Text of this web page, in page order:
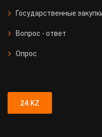
Государственные
Вопрос - ответ
Опрос
24.KZ